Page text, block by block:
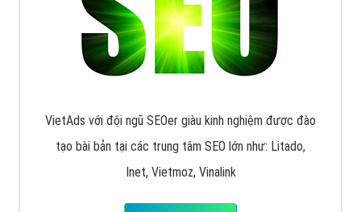
VietAds với đội ngũ SEOer giàu kinh nghiệm được đào
tạo bài bản tại các trung tâm SEO lớn như: Litado,
Inet, Vietmoz, Vinalink